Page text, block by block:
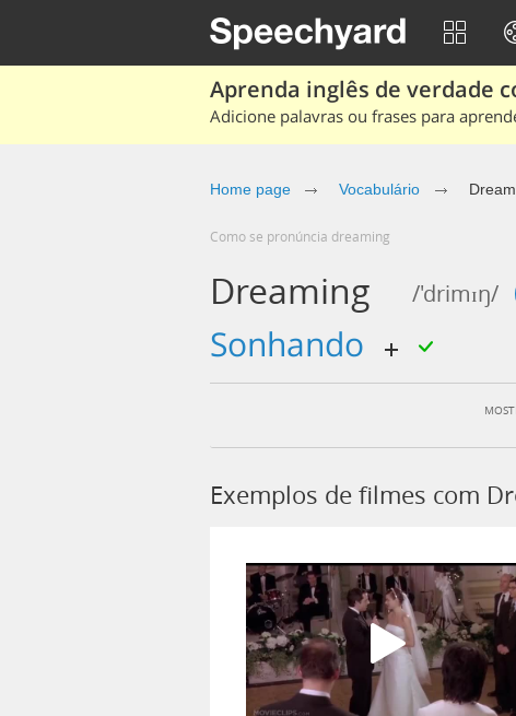
Aprenda inglês de verdade
Adicione palavras ou frases para
Home page Vocabulário
Como se pronúncia dreaming
Dreaming /'drimɪŋ/
sonhando
Exemplos de filmes com